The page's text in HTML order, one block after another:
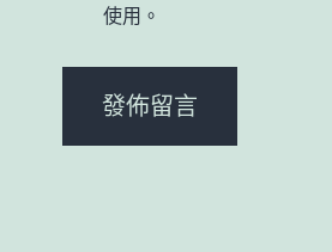
使用。